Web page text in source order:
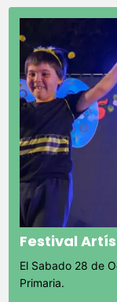
Festival
El Sabado 28 de
Primaria.